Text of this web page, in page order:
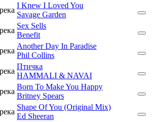
I Knew I Loved You
Savage Garden
Sex Sells
Benefit
Another Day In Paradise
Phil Collins
Птичка
HAMMALI & NAVAI
Born To Make You Happy
Britney Spears
Shape Of You (Original Mix)
Ed Sheeran